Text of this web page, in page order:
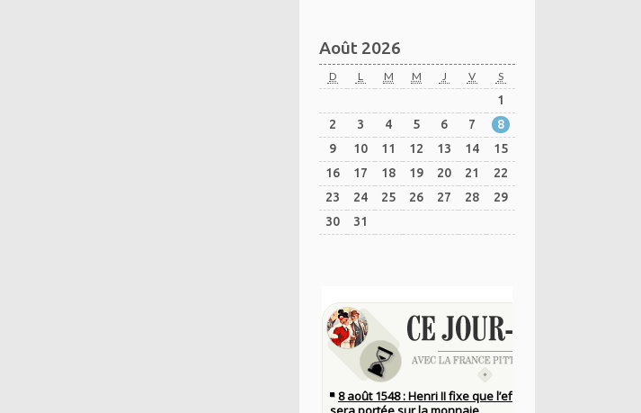
Août 2026
D L M M J V S
1
2
3 4 5 6 7
8
9
10 11 12 13 14
15
16
17 18 19 20 21
22
23
24 25 26 27 28
29
30
31